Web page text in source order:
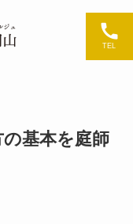
TEL
の基本を庭師